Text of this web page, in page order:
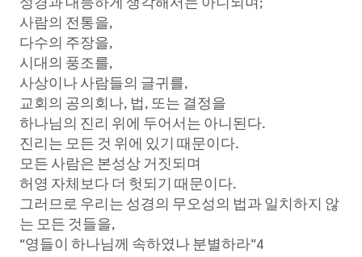
성경과 대등하게 생각해서는 아니되며;
사람의 전통을,
다수의 주장을,
시대의 풍조를,
사상이나 사람들의 글귀를,
교회의 공의회나, 법, 또는 결정을
하나님의 진리 위에 두어서는 아니된다.
진리는 모든 것 위에 있기 때문이다.
모든 사람은 본성상 거짓되며
허영 자체보다 더 헛되기 때문이다.
그러므로 우리는 성경의 무오성의 법과 일치하지 않
는 모든 것들을,
“영들이 하나님께 속하였나 분별하라”4